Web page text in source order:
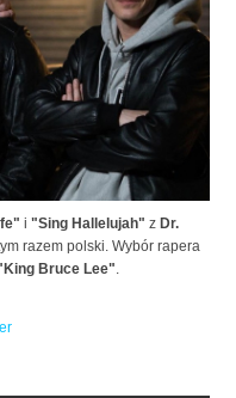
i "Sing Hallelujah" z Dr.
razem polski. Wybór rapera
Bruce Lee".